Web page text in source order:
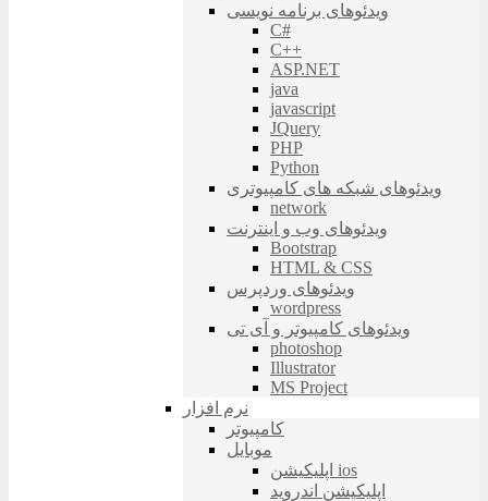
ویدئوهای برنامه نویسی
C#
C++
ASP.NET
java
javascript
JQuery
PHP
Python
ویدئوهای شبکه های کامپیوتری
network
ویدئوهای وب و اینترنت
Bootstrap
HTML & CSS
ویدئوهای وردپرس
wordpress
ویدئوهای کامپیوتر و آی تی
photoshop
Illustrator
MS Project
نرم افزار
کامپیوتر
موبایل
اپلیکیشن ios
اپلیکیشن اندروید